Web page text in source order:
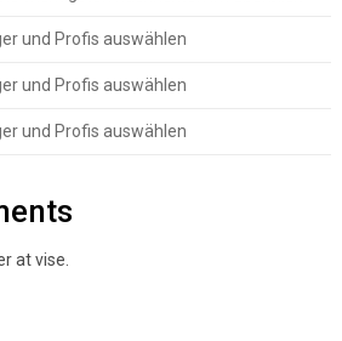
und Profis auswählen
und Profis auswählen
und Profis auswählen
at vise.